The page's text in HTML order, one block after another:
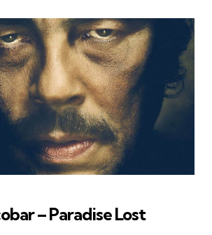
– Paradise Lost